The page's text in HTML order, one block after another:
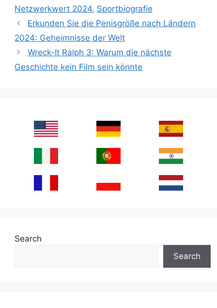
Netzwerkwert 2024, Sportbiografie
Erkunden Sie die Penisgröße nach Ländern
2024: Geheimnisse der Welt
Wreck-It Ralph 3: Warum die nächste
Geschichte kein Film sein könnte
Search
Search